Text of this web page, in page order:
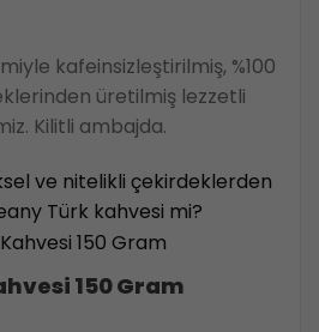
kafeinsizleştirilmiş, %100
üretilmiş lezzetli
Kilitli ambajda.
ve nitelikli çekirdeklerden
Türk kahvesi mi?
150 Gram